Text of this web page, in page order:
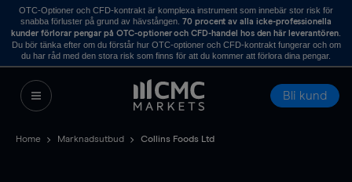
OTC-Optioner och CFD-kontrakt är komplexa instrument som innebär stor risk för
snabba förluster på grund av hävstången. 70 procent av alla icke-professionella
kunder förlorar pengar på OTC-optioner och CFD-handel hos den här leverantören.
Du bör tänka efter om du förstår hur OTC-optioner och CFD-kontrakt fungerar och om
du har råd med den stora risk som finns för att du kommer att förlora dina pengar.
Bli kund
Home Marknadsutbud Collins Foods Ltd